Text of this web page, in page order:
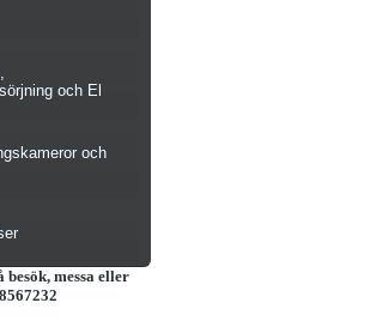
och El
och
besök, messa eller